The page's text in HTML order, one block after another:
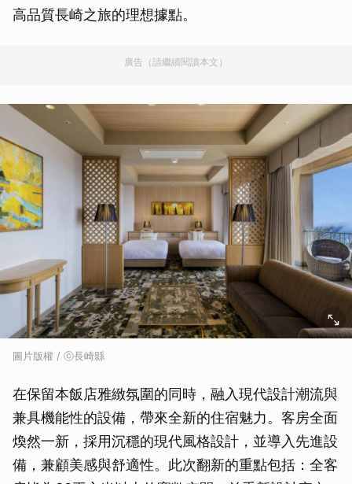
高品質長崎之旅的理想據點。
廣告（請繼續閱讀本文）
圖片版權 / ⓒ長崎縣
在保留本飯店雅緻氛圍的同時，融入現代設計潮流與
兼具機能性的設備，帶來全新的住宿魅力。客房全面
煥然一新，採用沉穩的現代風格設計，並導入先進設
備，兼顧美感與舒適性。此次翻新的重點包括：全客